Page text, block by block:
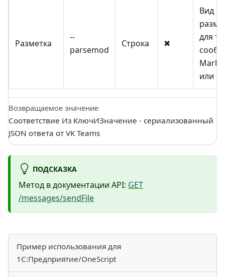
Разметка
--
parsemod
Строка ✖
Вид
для
или
Возвращаемое значение
Соответствие Из КлючИЗначение - сериализованный
JSON ответа от VK Teams
ПОДСКАЗКА
Метод в документации API: GET
/messages/sendFile
Пример использования для
1С:Предприятие/OneScript